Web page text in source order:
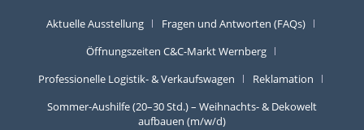
Aktuelle Ausstellung
Fragen und Antworten (FAQs)
Öffnungszeiten C&C-Markt Wernberg
Professionelle Logistik- & Verkaufswagen
Reklamation
Sommer-Aushilfe (20–30 Std.) – Weihnachts- & Dekowelt
aufbauen (m/w/d)